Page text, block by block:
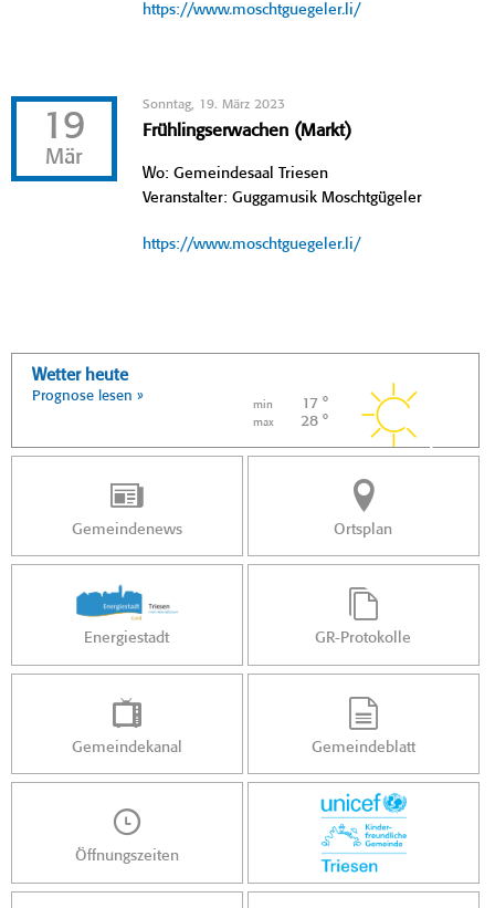
https://www.moschtguegeler.li/
19
Mär
Sonntag, 19. März 2023
Frühlingserwachen (Markt)
Wo: Gemeindesaal Triesen
Veranstalter: Guggamusik Moschtgügeler
https://www.moschtguegeler.li/
Wetter heute
Prognose lesen »
min 17 °
max 28 °
Gemeindenews Ortsplan
Energiestadt GR-Protokolle
Gemeindekanal Gemeindeblatt
Öffnungszeiten